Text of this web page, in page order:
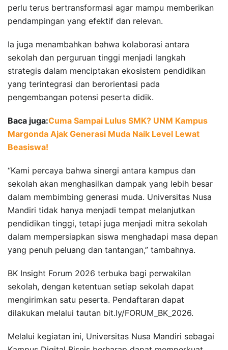
perlu terus bertransformasi agar mampu memberikan
pendampingan yang efektif dan relevan.
Ia juga menambahkan bahwa kolaborasi antara
sekolah dan perguruan tinggi menjadi langkah
strategis dalam menciptakan ekosistem pendidikan
yang terintegrasi dan berorientasi pada
pengembangan potensi peserta didik.
Baca juga:Cuma Sampai Lulus SMK? UNM Kampus
Margonda Ajak Generasi Muda Naik Level Lewat
Beasiswa!
“Kami percaya bahwa sinergi antara kampus dan
sekolah akan menghasilkan dampak yang lebih besar
dalam membimbing generasi muda. Universitas Nusa
Mandiri tidak hanya menjadi tempat melanjutkan
pendidikan tinggi, tetapi juga menjadi mitra sekolah
dalam mempersiapkan siswa menghadapi masa depan
yang penuh peluang dan tantangan,” tambahnya.
BK Insight Forum 2026 terbuka bagi perwakilan
sekolah, dengan ketentuan setiap sekolah dapat
mengirimkan satu peserta. Pendaftaran dapat
dilakukan melalui tautan bit.ly/FORUM_BK_2026.
Melalui kegiatan ini, Universitas Nusa Mandiri sebagai